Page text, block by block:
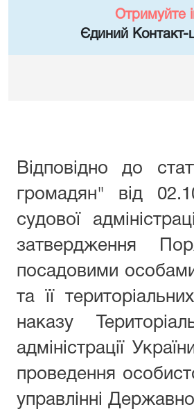
Отримуйте
Єдиний Контакт-
Відповідно до
громадян" від
судової
затвердження
посадовими особами
та її
наказу
адміністрації
проведення
управлінні